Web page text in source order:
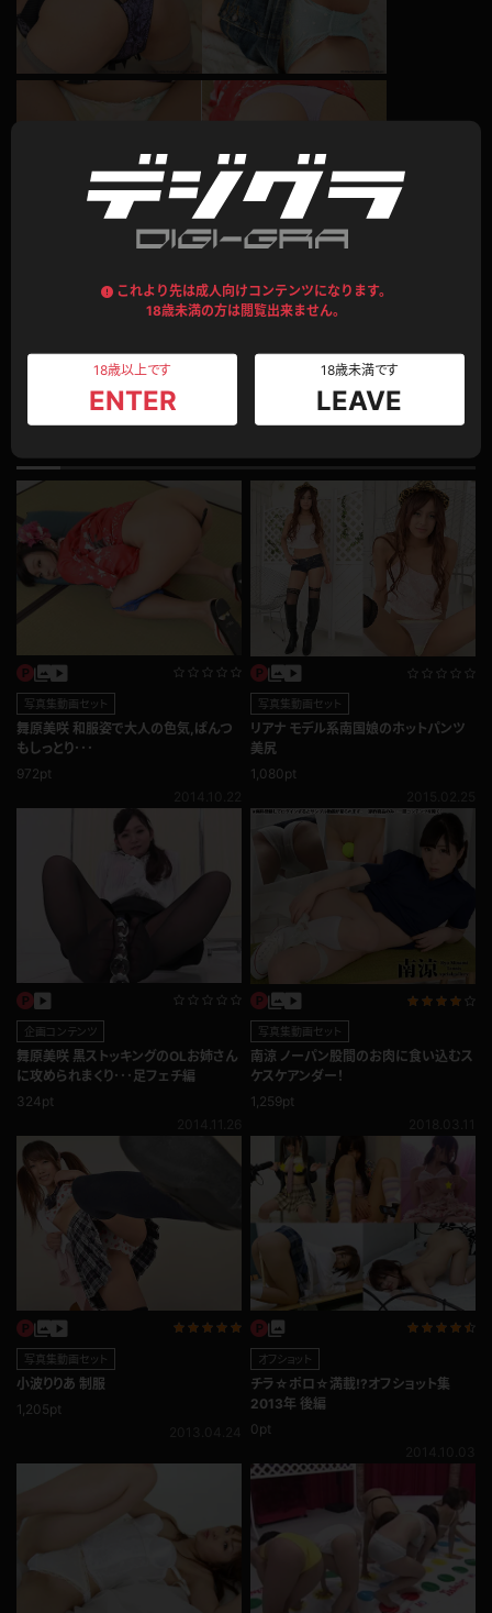
これより先は成人向けコンテンツになります。
18歳未満の方は閲覧出来ません。
18歳以上です
ENTER
18歳未満です
LEAVE
このコンテンツのレビュー
0.0 総評価数：0
レビュー投稿
写真集動画セット
舞原美咲 和服姿で大人の色気,ぱんつ
もしっとり･･･
972pt
写真集動画セット
リアナ モデル系南国娘のホットパンツ
美尻
1,080pt
企画コンテンツ
舞原美咲 黒ストッキングのOLお姉さん
に攻められまくり･･･足フェチ編
324pt
写真集動画セット
南涼 ノーパン股間のお肉に食い込むス
ケスケアンダー！
1,259pt
写真集動画セット
小波りりあ 制服
1,205pt
オフショット
チラ☆ポロ☆満載!?オフショット集
2013年 後編
0pt